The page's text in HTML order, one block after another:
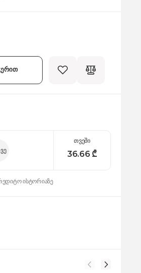
თვეში
36.66₾
ისტორიაზე